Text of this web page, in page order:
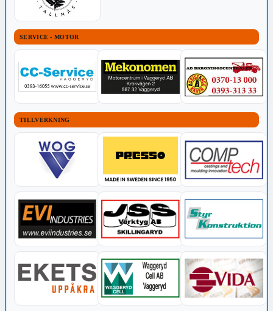
SERVICE - MOTOR
TILLVERKNING